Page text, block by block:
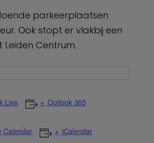
parkeerplaatsen
Ook stopt er vlakbij een
Leiden Centrum.
Live Outlook 365
Calendar iCalendar